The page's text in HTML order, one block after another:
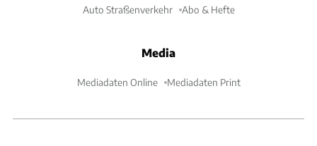
Auto Straßenverkehr Abo & Hefte
Media
Mediadaten Online Mediadaten Print